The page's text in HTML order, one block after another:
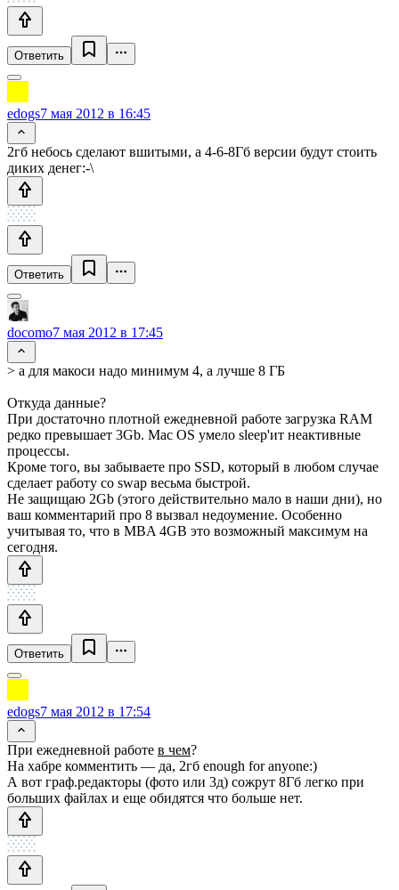
Ответить
edogs7 мая 2012 в 16:45
2гб небось сделают вшитыми, а 4-6-8Гб версии будут стоить
диких денег:-\
Ответить
docomo7 мая 2012 в 17:45
> а для макоси надо минимум 4, а лучше 8 ГБ
Откуда данные?
При достаточно плотной ежедневной работе загрузка RAM
редко превышает 3Gb. Mac OS умело sleep'ит неактивные
процессы.
Кроме того, вы забываете про SSD, который в любом случае
сделает работу со swap весьма быстрой.
Не защищаю 2Gb (этого действительно мало в наши дни), но
ваш комментарий про 8 вызвал недоумение. Особенно
учитывая то, что в MBA 4GB это возможный максимум на
сегодня.
Ответить
edogs7 мая 2012 в 17:54
При ежедневной работе в чем?
На хабре комментить — да, 2гб enough for anyone:)
А вот граф.редакторы (фото или 3д) сожрут 8Гб легко при
больших файлах и еще обидятся что больше нет.